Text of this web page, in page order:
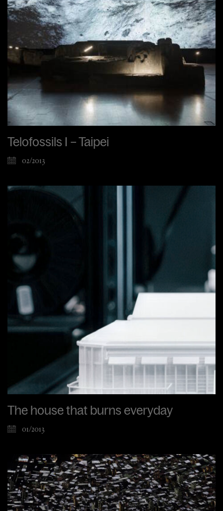
Telofossils I – Taipei
02/2013
The house that burns everyday
01/2013